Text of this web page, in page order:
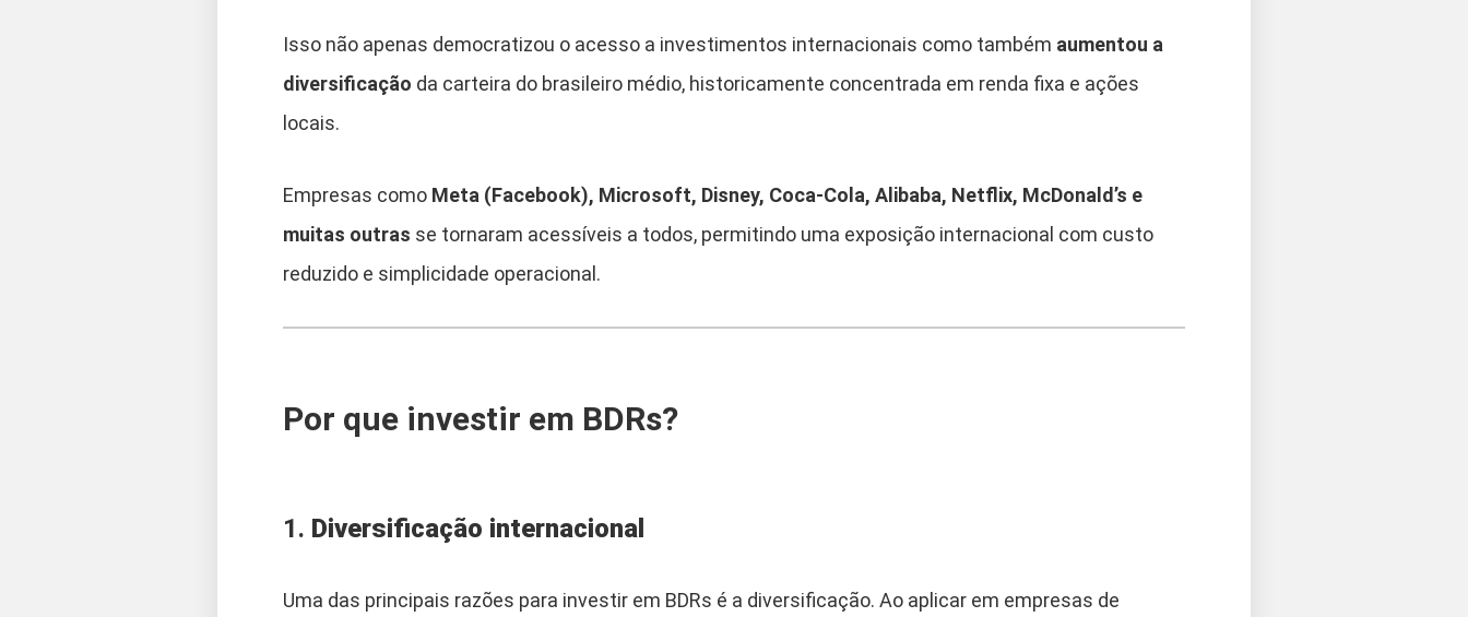
Isso não apenas democratizou o acesso a investimentos internacionais como também aumentou a
diversificação da carteira do brasileiro médio, historicamente concentrada em renda fixa e ações
locais.
Empresas como Meta (Facebook), Microsoft, Disney, Coca-Cola, Alibaba, Netflix, McDonald’s e
muitas outras se tornaram acessíveis a todos, permitindo uma exposição internacional com custo
reduzido e simplicidade operacional.
Por que investir em BDRs?
1. Diversificação internacional
Uma das principais razões para investir em BDRs é a diversificação. Ao aplicar em empresas de